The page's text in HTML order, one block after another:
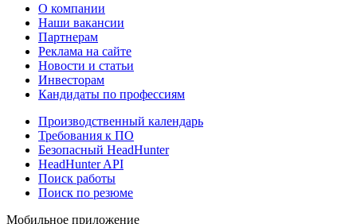
О компании
Наши вакансии
Партнерам
Реклама на сайте
Новости и статьи
Инвесторам
Кандидаты по профессиям
Производственный календарь
Требования к ПО
Безопасный HeadHunter
HeadHunter API
Поиск работы
Поиск по резюме
Мобильное приложение